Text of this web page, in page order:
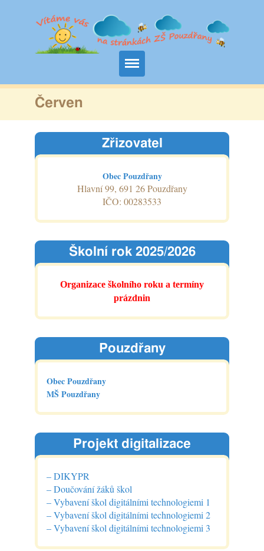
Domů
Naše škola
Jídelní lístek
Fotogalerie
Úřední deska
Kontakt
Zásady cookies (EU)
Červen
Zřizovatel
Obec Pouzdřany
Hlavní 99, 691 26 Pouzdřany
IČO: 00283533
Školní rok 2025/2026
Organizace školního roku a termíny
prázdnin
Pouzdřany
Obec Pouzdřany
MŠ Pouzdřany
Projekt digitalizace
– DIKYPR
– Doučování žáků škol
– Vybavení škol digitálními technologiemi 1
– Vybavení škol digitálními technologiemi 2
– Vybavení škol digitálními technologiemi 3